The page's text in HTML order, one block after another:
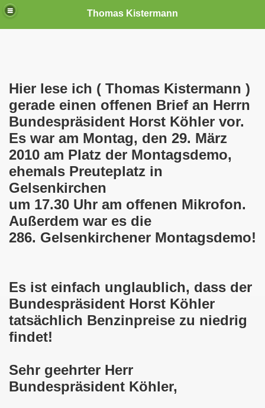
Thomas Kistermann
Hier lese ich ( Thomas Kistermann )
gerade einen offenen Brief an Herrn
Bundespräsident Horst Köhler vor.
Es war am Montag, den 29. März
2010 am Platz der Montagsdemo,
ehemals Preuteplatz in
Gelsenkirchen
um 17.30 Uhr am offenen Mikrofon.
Außerdem war es die
286. Gelsenkirchener Montagsdemo!
Es ist einfach unglaublich, dass der
Bundespräsident Horst Köhler
tatsächlich Benzinpreise zu niedrig
findet!
Sehr geehrter Herr
Bundespräsident Köhler,
Ideen und Anregungen!
jeweils am 01.09.1991 (21 Jahre jung ) und am
Todzy hat acht Kinder - sehen darf die junge Mutter
Bewegung steht mit voller Solidarität hinter Thomas
Bewegung steht solidarisch am 17.07.2017 hinter
Emmerich, stellvertretender Bürgermeister von
Bewegung am 08.06.2026 hat stattgefunden am
Kathi“ am 11.05.2026 während der Kundgebung in
am 09.03.2026 verurteilt Nahostkrieg und